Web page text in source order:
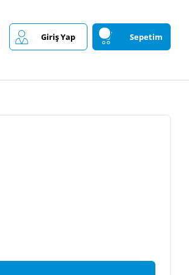
Giriş Yap Sepetim